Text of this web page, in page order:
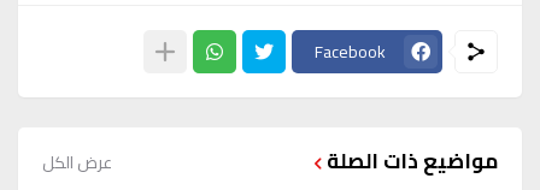
Facebook
مواضيع ذات الصلة عرض الكل